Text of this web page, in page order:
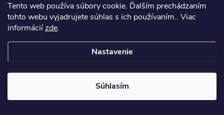
Tento web používa súbory cookie. Ďalším prechádzaním
tohto webu vyjadrujete súhlas s ich používaním.. Viac
informáciízde.
Nastavenie
Súhlasím